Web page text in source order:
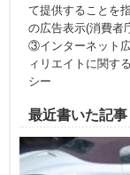
て提供することを
の広告表示(消費者
③インターネット
ィリエイトに関す
シー
最近書いた記事